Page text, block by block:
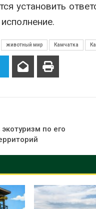
установить
животный мир Камчатка
по его